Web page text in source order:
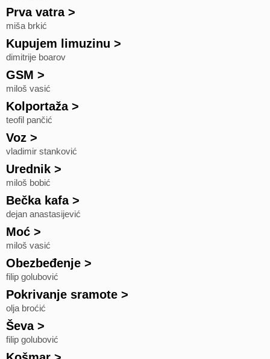
Prva vatra>
miša brkić
Kupujem limuzinu >
dimitrije boarov
GSM >
miloš vasić
Kolportaža>
teofil pančić
Voz >
vladimir stanković
Urednik >
miloš bobić
Bečka kafa>
dejan anastasijević
Moć >
miloš vasić
Obezbeđenje >
filip golubović
Pokrivanje sramote >
olja broćić
Ševa>
filip golubović